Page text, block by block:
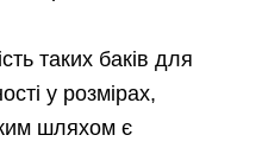
таких баків для
у розмірах,
шляхом є